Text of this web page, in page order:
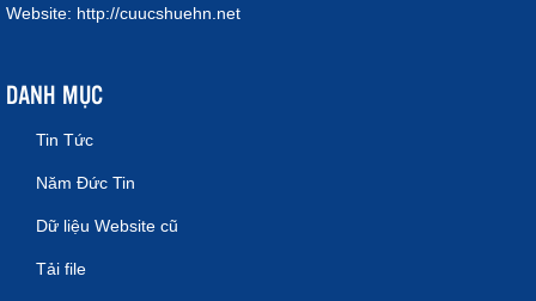
Website: http://cuucshuehn.net
DANH MỤC
Tin Tức
Năm Đức Tin
Dữ liệu Website cũ
Tải file